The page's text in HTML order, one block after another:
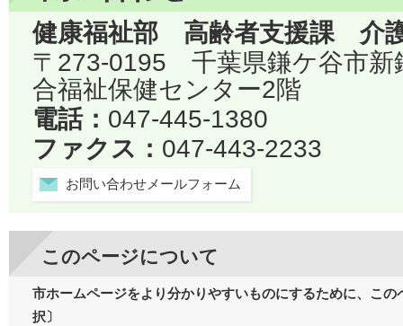
健康福祉部 高齢者支援課 介
〒273-0195 千葉県鎌ケ谷市
合福祉保健センター2階
電話： 047-445-1380
ファクス： 047-443-2233
お問い合わせメールフォーム
このページについて
市ホームページをより分かりやすいものにするために、こ
択〕